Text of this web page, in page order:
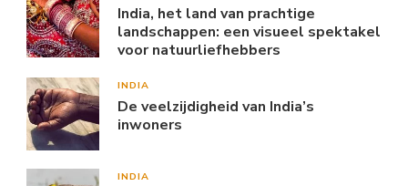
India, het land van prachtige
landschappen: een visueel spektakel
voor natuurliefhebbers
INDIA
De veelzijdigheid van India’s
inwoners
INDIA